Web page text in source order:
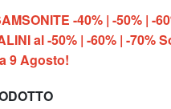
-40% | -50% | -
al -50% | -60% | -70%
9 Agosto!